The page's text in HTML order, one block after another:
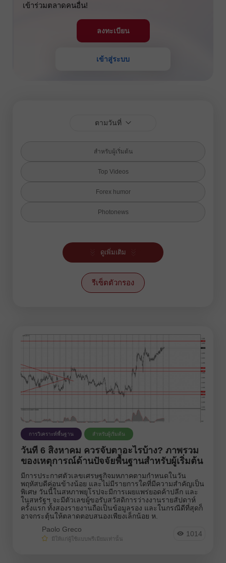
เข้าร่วมตลาดคนอื่น!
ลงทะเบียน
เข้าสู่ระบบ
ตามวันที่
สำหรับผู้เริ่มต้น
Top Videos
Forex humor
Photonews
การพยากรณ์ร้อน
การวิเคราะห์คลื่น
การวิเคราะห์พื้นฐาน
การวิเคราะห์เทคนิค
การวิเคราะห์แท่งเทียน
ข่าวสาร
ตลาดหุ้น
บทวิจารณ์วิดีโอฟอเร็กซ์
รีวิว
เงินดิจิทัล
เส้นแนวโน้ม
แผนการเทรด
ดูเพิ่มเติม
รีเซ็ตตัวกรอง
การวิเคราะห์พื้นฐาน สำหรับผู้เริ่มต้น
วันที่ 6 สิงหาคม ควรจับตาอะไรบ้าง? ภาพรวม
ของเหตุการณ์ด้านปัจจัยพื้นฐานสำหรับผู้เริ่มต้น
มีการประกาศตัวเลขเศรษฐกิจมหภาคตามกำหนดในวัน
พฤหัสบดีค่อนข้างน้อย และไม่มีรายการใดที่มีความสำคัญเป็น
พิเศษ วันนี้ในสหภาพยุโรปจะมีการเผยแพร่ยอดค้าปลีก และ
ในสหรัฐฯ จะมีตัวเลขผู้ขอรับสวัสดิการว่างงานรายสัปดาห์
ครั้งแรก ทั้งสองรายงานถือเป็นข้อมูลรอง และในกรณีดีที่สุดก็
อาจกระตุ้นให้ตลาดตอบสนองเพียงเล็กน้อย ห.
Paolo Greco
มีให้แก่ผู้ใช้แบบพรีเมียมเท่านั้น
1014